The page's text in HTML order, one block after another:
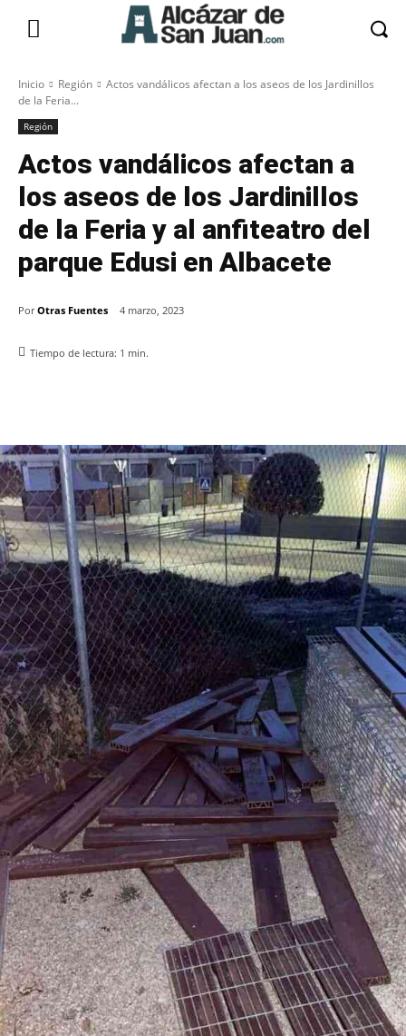
Inicio Región
Actos vandálicos afectan a los aseos de los Jardinillos
de la Feria...
Región
Actos vandálicos afectan a
los aseos de los Jardinillos
de la Feria y al anfiteatro del
parque Edusi en Albacete
Por Otras Fuentes 4 marzo, 2023
Tiempo de lectura: 1 min.